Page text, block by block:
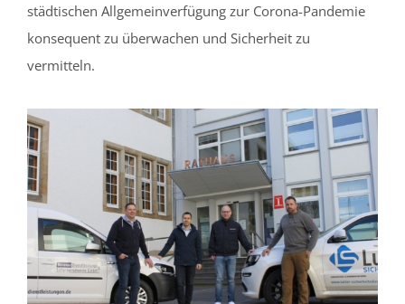
städtischen Allgemeinverfügung zur Corona-Pandemie
konsequent zu überwachen und Sicherheit zu
vermitteln.